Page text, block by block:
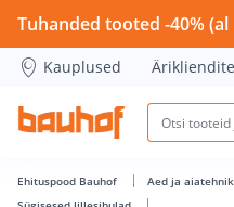
LILLESIBUL KAPITEYN
Tuhanded tooted -40% (al
Kauplused
Ehituspood Bauhof Aed ja